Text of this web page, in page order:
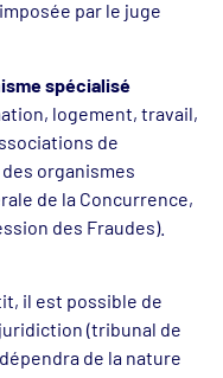
par le juge
spécialisé
logement, travail,
de
organismes
de la Concurrence,
des Fraudes).
il est possible de
(tribunal de
de la nature